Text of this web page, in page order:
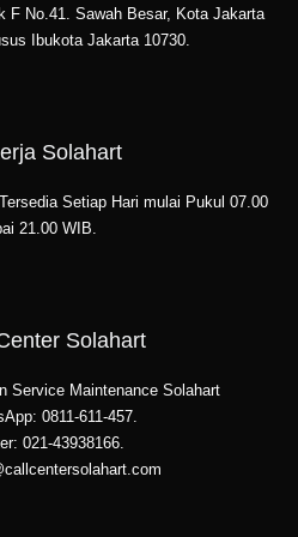
F No.41. Sawah Besar, Kota Jakarta
Ibukota Jakarta 10730.
Solahart
Setiap Hari mulai Pukul 07.00
21.00 WIB.
Solahart
Service Maintenance Solahart
0811-611-457.
021-43938166.